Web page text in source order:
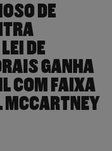
DE
DE
GANHA
COM FAIXA
MCCARTNEY